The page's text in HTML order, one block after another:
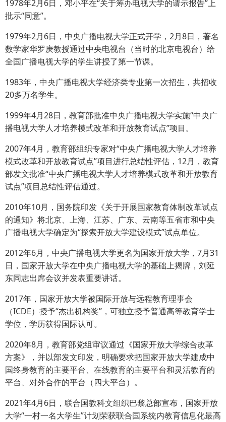
1978年2月6日，邓小平在“关于筹办电视大学的请示报告”上
批示“同意”。
1979年2月6日，中央广播电视大学正式开学，2月8日，著名
数学家华罗庚教授通过中央电视台（当时的北京电视台）给
全国广播电视大学的学生讲授了第一节课。
1983年，中央广播电视大学经济类专业第一次招生，共招收
20多万名学生。
1999年4月28日，教育部批准中央广播电视大学实施“中央广
播电视大学人才培养模式改革和开放教育试点”项目。
2007年4月，教育部组织专家对“中央广播电视大学人才培养
模式改革和开放教育试点”项目进行总结性评估，12月，教育
部发文批准“中央广播电视大学人才培养模式改革和开放教育
试点”项目总结性评估通过。
2010年10月，国务院印发《关于开展国家教育体制改革试点
的通知》将北京、上海、江苏、广东、云南等五省市和中央
广播电视大学确定为“探索开放大学建设模式”试点单位。
2012年6月，中央广播电视大学更名为国家开放大学，7月31
日，国家开放大学在中央广播电视大学的基础上揭牌，刘延
东同志出席会议并发表重要讲话。
2017年，国家开放大学被国际开放与远程教育理事会
（ICDE）授予“杰出机构奖”，可独立授予普通高等教育学士
学位，学历获得国际认可。
2020年8月，教育部党组审议通过《国家开放大学综合改革
方案》，并以部发文印发，明确要求把国家开放大学建成中
国终身教育的主要平台、在线教育的主要平台和灵活教育的
平台、对外合作的平台（四大平台）。
2021年4月6日，联合国教科文组织巴黎总部宣布，国家开放
大学“一村一名大学生”计划荣获联合国系统内教育信息化最高